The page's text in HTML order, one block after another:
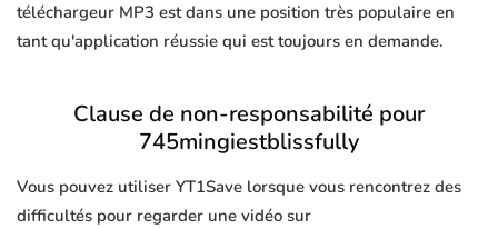
téléchargeur MP3 est dans une position très populaire en
tant qu'application réussie qui est toujours en demande.
Clause de non-responsabilité pour
745mingiestblissfully
Vous pouvez utiliser YT1Save lorsque vous rencontrez des
difficultés pour regarder une vidéo sur